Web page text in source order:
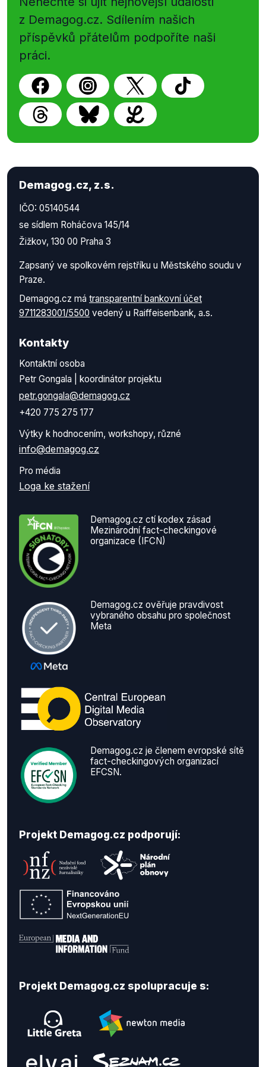
z Demagog.cz. Sdílením našich
příspěvků přátelům podpoříte naši
práci.
Demagog.cz, z.s.
IČO: 05140544
se sídlem Roháčova 145/14
Žižkov, 130 00 Praha 3
Zapsaný ve spolkovém rejstříku u Městského soudu v
Praze.
Demagog.cz má transparentní bankovní účet
9711283001/5500 vedený u Raiffeisenbank, a.s.
Kontakty
Kontaktní osoba
Petr Gongala | koordinátor projektu
petr.gongala@demagog.cz
+420 775 275 177
Výtky k hodnocením, workshopy, různé
info@demagog.cz
Pro média
Loga ke stažení
Demagog.cz ctí kodex zásad
Mezinárodní fact-checkingové
organizace (IFCN)
Demagog.cz ověřuje pravdivost
vybraného obsahu pro společnost
Meta
Demagog.cz je členem evropské sítě
fact-checkingových organizací
EFCSN.
Projekt Demagog.cz podporují:
Projekt Demagog.cz spolupracuje s: